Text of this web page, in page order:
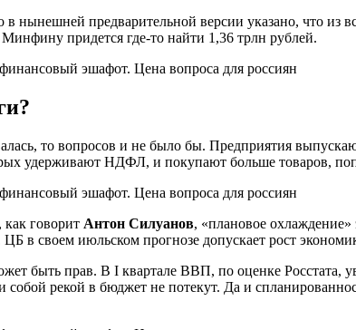
нынешней предварительной версии указано, что из
придется где-то найти 1,36 трлн рублей.
то вопросов и не было бы. Предприятия
удерживают НДФЛ, и покупают больше товаров,
говорит Антон Силуанов, «плановое
ЦБ в своем июльском прогнозе допускает рост
быть прав. В I квартале ВВП, по оценке Росстата,
собой рекой в бюджет не потекут. Да и